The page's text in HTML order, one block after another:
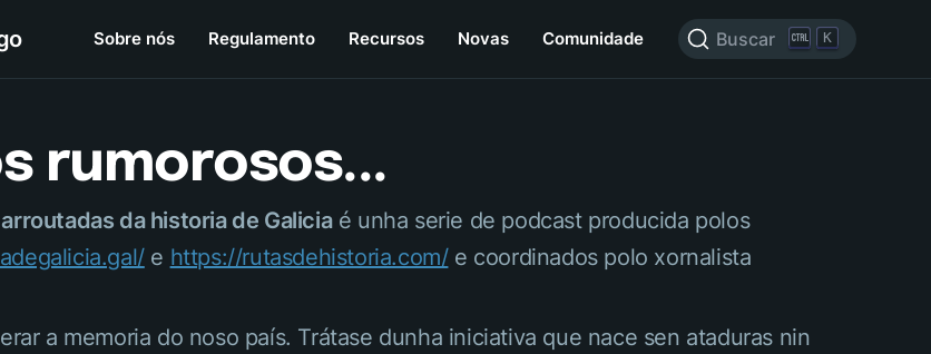
Sobre nós Regulamento Recursos Novas Comunidade Buscar K
rumorosos...
da historia de Galiciaé unha serie de podcast producida polos
e https://rutasdehistoria.com/e coordinados polo xornalista
a memoria do noso país. Trátase dunha iniciativa que nace sen ataduras nin